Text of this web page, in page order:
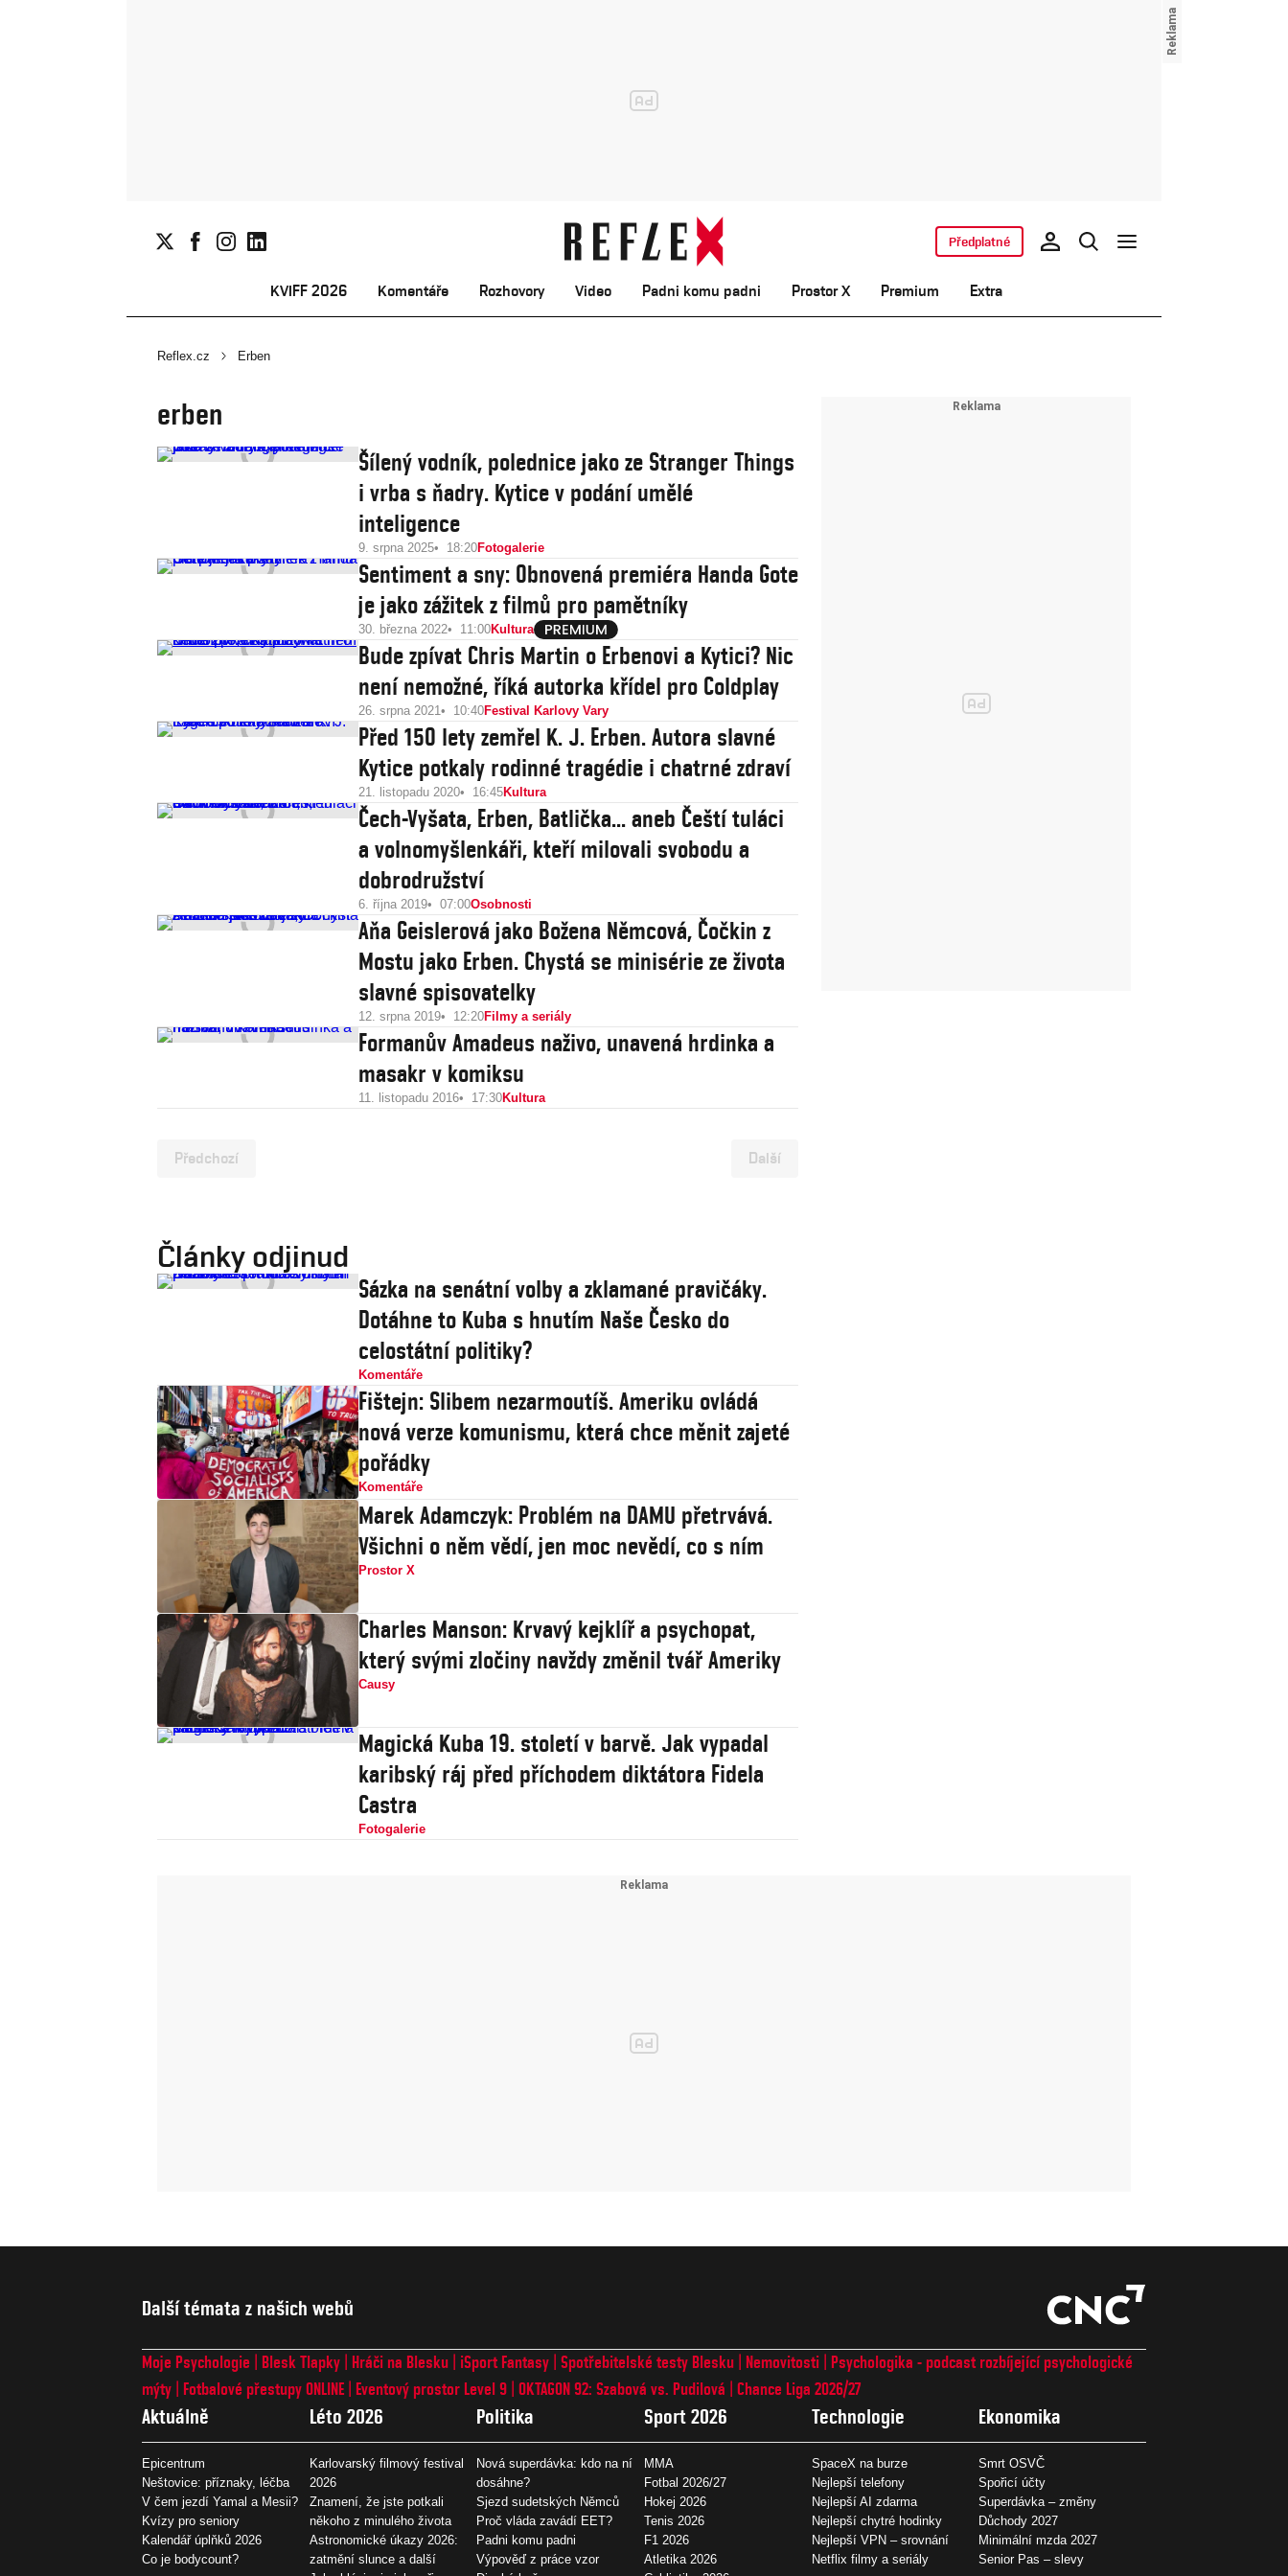
KVIFF 2026 Komentáře Rozhovory Video Padni komu padni Prostor X Premium Extra
Předplatné
Reflex.cz Erben
erben
Šílený vodník, polednice jako ze Stranger Things
i vrba s ňadry. Kytice v podání umělé
inteligence
9. srpna 2025 18:20Fotogalerie
Sentiment a sny: Obnovená premiéra Handa Gote
je jako zážitek z filmů pro pamětníky
30. března 2022 11:00Kultura
Bude zpívat Chris Martin o Erbenovi a Kytici? Nic
není nemožné, říká autorka křídel pro Coldplay
26. srpna 2021 10:40Festival Karlovy Vary
Před 150 lety zemřel K. J. Erben. Autora slavné
Kytice potkaly rodinné tragédie i chatrné zdraví
21. listopadu 2020 16:45Kultura
Čech-Vyšata, Erben, Batlička... aneb Čeští tuláci
a volnomyšlenkáři, kteří milovali svobodu a
dobrodružství
6. října 2019 07:00Osobnosti
Aňa Geislerová jako Božena Němcová, Čočkin z
Mostu jako Erben. Chystá se minisérie ze života
slavné spisovatelky
12. srpna 2019 12:20Filmy a seriály
Formanův Amadeus naživo, unavená hrdinka a
masakr v komiksu
11. listopadu 2016 17:30Kultura
Předchozí Další
Články odjinud
Sázka na senátní volby a zklamané pravičáky.
Dotáhne to Kuba s hnutím Naše Česko do
celostátní politiky?
Komentáře
Fištejn: Slibem nezarmoutíš. Ameriku ovládá
nová verze komunismu, která chce měnit zajeté
pořádky
Komentáře
Marek Adamczyk: Problém na DAMU přetrvává.
Všichni o něm vědí, jen moc nevědí, co s ním
Prostor X
Charles Manson: Krvavý kejklíř a psychopat,
který svými zločiny navždy změnil tvář Ameriky
Causy
Magická Kuba 19. století v barvě. Jak vypadal
karibský ráj před příchodem diktátora Fidela
Castra
Fotogalerie
Další témata z našich webů
Moje Psychologie Blesk Tlapky Hráči na Blesku iSport Fantasy Spotřebitelské testy Blesku Nemovitosti
Psychologika - podcast rozbíjející psychologické
mýty
Fotbalové přestupy ONLINE Eventový prostor Level 9 OKTAGON 92: Szabová vs. Pudilová Chance Liga 2026/27
Aktuálně
Epicentrum
Neštovice: příznaky, léčba
V čem jezdí Yamal a Mesii?
Kvízy pro seniory
Kalendář úplňků 2026
Co je bodycount?
Léto 2026
Karlovarský filmový festival
2026
Znamení, že jste potkali
někoho z minulého života
Astronomické úkazy 2026:
zatmění slunce a další
Politika
Nová superdávka: kdo na ní
dosáhne?
Sjezd sudetských Němců
Proč vláda zavádí EET?
Padni komu padni
Výpověď z práce vzor
Sport 2026
MMA
Fotbal 2026/27
Hokej 2026
Tenis 2026
F1 2026
Atletika 2026
Technologie
SpaceX na burze
Nejlepší telefony
Nejlepší AI zdarma
Nejlepší chytré hodinky
Nejlepší VPN – srovnání
Netflix filmy a seriály
Ekonomika
Smrt OSVČ
Spořicí účty
Superdávka – změny
Důchody 2027
Minimální mzda 2027
Senior Pas – slevy